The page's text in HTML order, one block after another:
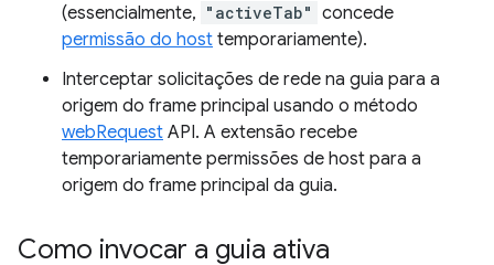
(essencialmente, "activeTab" concede
permissão do host temporariamente).
Interceptar solicitações de rede na guia para a
origem do frame principal usando o método
webRequest API. A extensão recebe
temporariamente permissões de host para a
origem do frame principal da guia.
Como invocar a guia ativa